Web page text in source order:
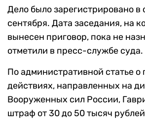
Дело было зарегистрировано в
сентября. Дата заседания, на
вынесен приговор, пока не
отметили в пресс-службе суда.
По административной статье о
действиях, направленных на
Вооруженных сил России,
штраф от 30 до 50 тысяч